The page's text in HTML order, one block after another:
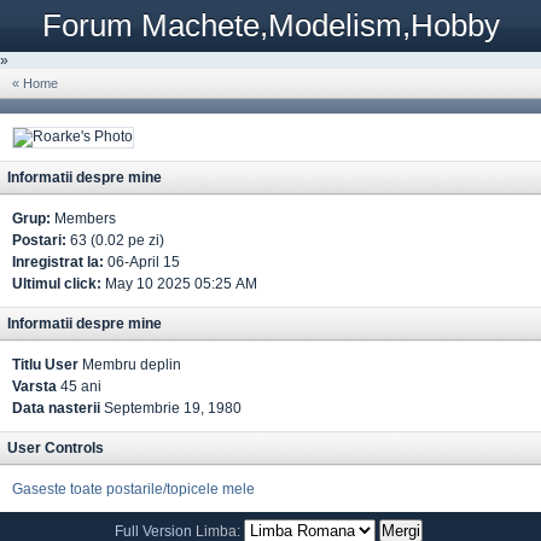
Forum Machete,Modelism,Hobby
»
« Home
Informatii despre mine
Grup: Members
Postari: 63 (0.02 pe zi)
Inregistrat la: 06-April 15
Ultimul click: May 10 2025 05:25 AM
Informatii despre mine
Titlu User Membru deplin
Varsta 45 ani
Data nasterii Septembrie 19, 1980
User Controls
Gaseste toate postarile/topicele mele
Full Version Limba: